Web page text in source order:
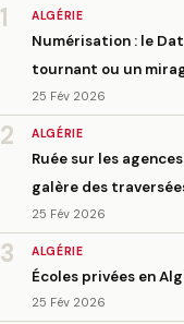
1 ALGÉRIE
Numérisation : le
tournant ou un
25 Fév 2026
2 ALGÉRIE
Ruée sur les
galère des
25 Fév 2026
3 ALGÉRIE
Écoles privées en
25 Fév 2026